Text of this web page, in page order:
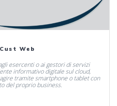
Web
esercenti o ai gestori di servizi
informativo digitale sul cloud,
tramite smartphone o tablet con
del proprio business.